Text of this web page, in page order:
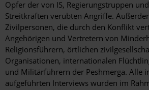
Opfer der von IS, Regierungstruppen
Streitkräften verübten Angriffe.
Zivilpersonen, die durch den Konflikt
Angehörigen und Vertretern von
Religionsführern, örtlichen
Organisationen, internationalen
und Militärführern der Peshmerga. Alle
aufgeführten Interviews wurden im